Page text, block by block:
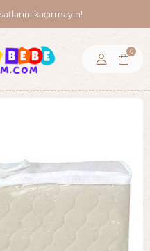
kaçırmayın!
0